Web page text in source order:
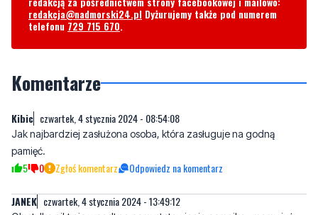
Komentarze
Jak najbardziej zasłużona osoba, która zasługuje na godną
5 0 Zgłoś komentarz Odpowiedz na komentarz
JANEK
Oby tylko nikt nie wpadł na pomysł stawiania pomnika , mamy już
2 0 Zgłoś komentarz Odpowiedz na komentarz